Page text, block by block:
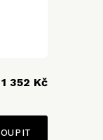
1 352 Kč